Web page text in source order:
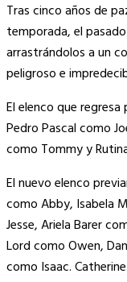
Tras cinco años de
temporada, el
arrastrándolos a un
peligroso e
El elenco que
Pedro Pascal como
como Tommy y
El nuevo elenco
como Abby, Isabela
Jesse, Ariela Barer
Lord como Owen,
como Isaac.